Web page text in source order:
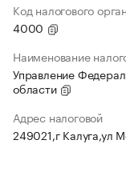
Код налогового
4000
Наименование
Управление
области
Адрес налоговой
249021,г Калуга,ул